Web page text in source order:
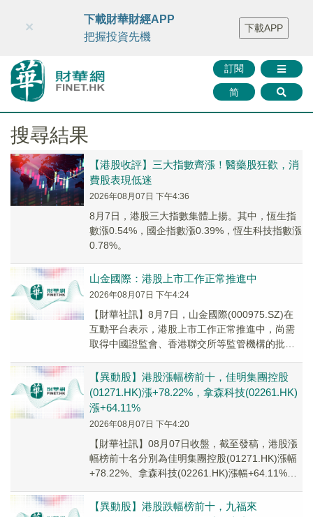
財華智庫網 FINTV FINMETA 財華證券 媒體矩陣
智庫沙龍
聯絡我們
訂閱
简
×
下載財華財經APP
把握投資先機
下載APP
搜尋結果
【港股收評】三大指數齊漲！醫藥股狂歡，消
費股表現低迷
2026年08月07日 下午4:36
8月7日，港股三大指數集體上揚。其中，恆生指
數漲0.54%，國企指數漲0.39%，恆生科技指數漲
0.78%。
山金國際：港股上市工作正常推進中
2026年08月07日 下午4:24
【財華社訊】8月7日，山金國際(000975.SZ)在
互動平台表示，港股上市工作正常推進中，尚需
取得中國證監會、香港聯交所等監管機構的批
履行信息披露義務。
【異動股】港股漲幅榜前十，佳明集團控股
(01271.HK)漲+78.22%，拿森科技(02261.HK)
漲+64.11%
2026年08月07日 下午4:20
【財華社訊】08月07日收盤，截至發稿，港股漲
幅榜前十名分別為佳明集團控股(01271.HK)漲幅
+78.22%、拿森科技(02261.HK)漲幅+64.11%、
【異動股】港股跌幅榜前十，九福來